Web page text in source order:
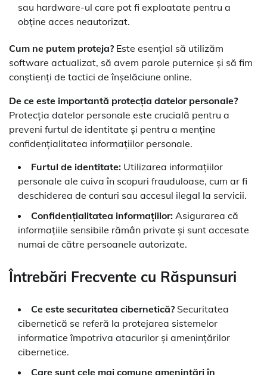
sau hardware-ul care pot fi exploatate pentru a
obține acces neautorizat.
Cum ne putem proteja?Este esențial să utilizăm
software actualizat, să avem parole puternice și să fim
conștienți de tactici de înșelăciune online.
De ce este importantă protecția datelor personale?
Protecția datelor personale este crucială pentru a
preveni furtul de identitate și pentru a menține
confidențialitatea informațiilor personale.
Furtul de identitate: Utilizarea informațiilor
personale ale cuiva în scopuri frauduloase, cum ar fi
deschiderea de conturi sau accesul ilegal la servicii.
Confidențialitatea informațiilor: Asigurarea că
informațiile sensibile rămân private și sunt accesate
numai de către persoanele autorizate.
Întrebări Frecvente cu Răspunsuri
Ce este securitatea cibernetică?Securitatea
cibernetică se referă la protejarea sistemelor
informatice împotriva atacurilor și amenințărilor
cibernetice.
Care sunt cele mai comune amenințări în